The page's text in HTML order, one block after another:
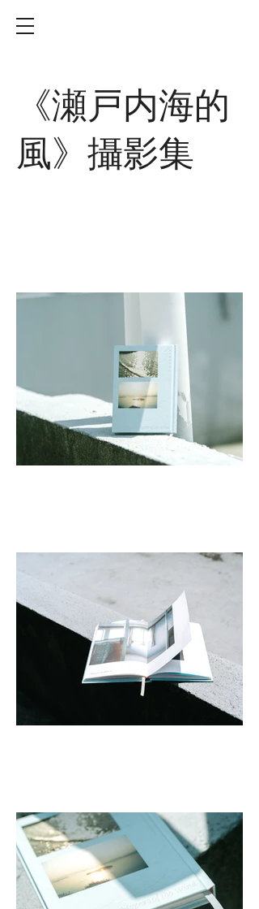
《瀬戸内海的
風》攝影集